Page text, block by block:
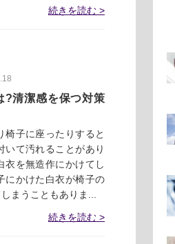
続きを読む
?清潔感を保つ対策
椅子に座ったりすると
いて汚れることがあり
衣を無造作にかけてし
にかけた白衣が椅子の
まうこともありま...
続きを読む